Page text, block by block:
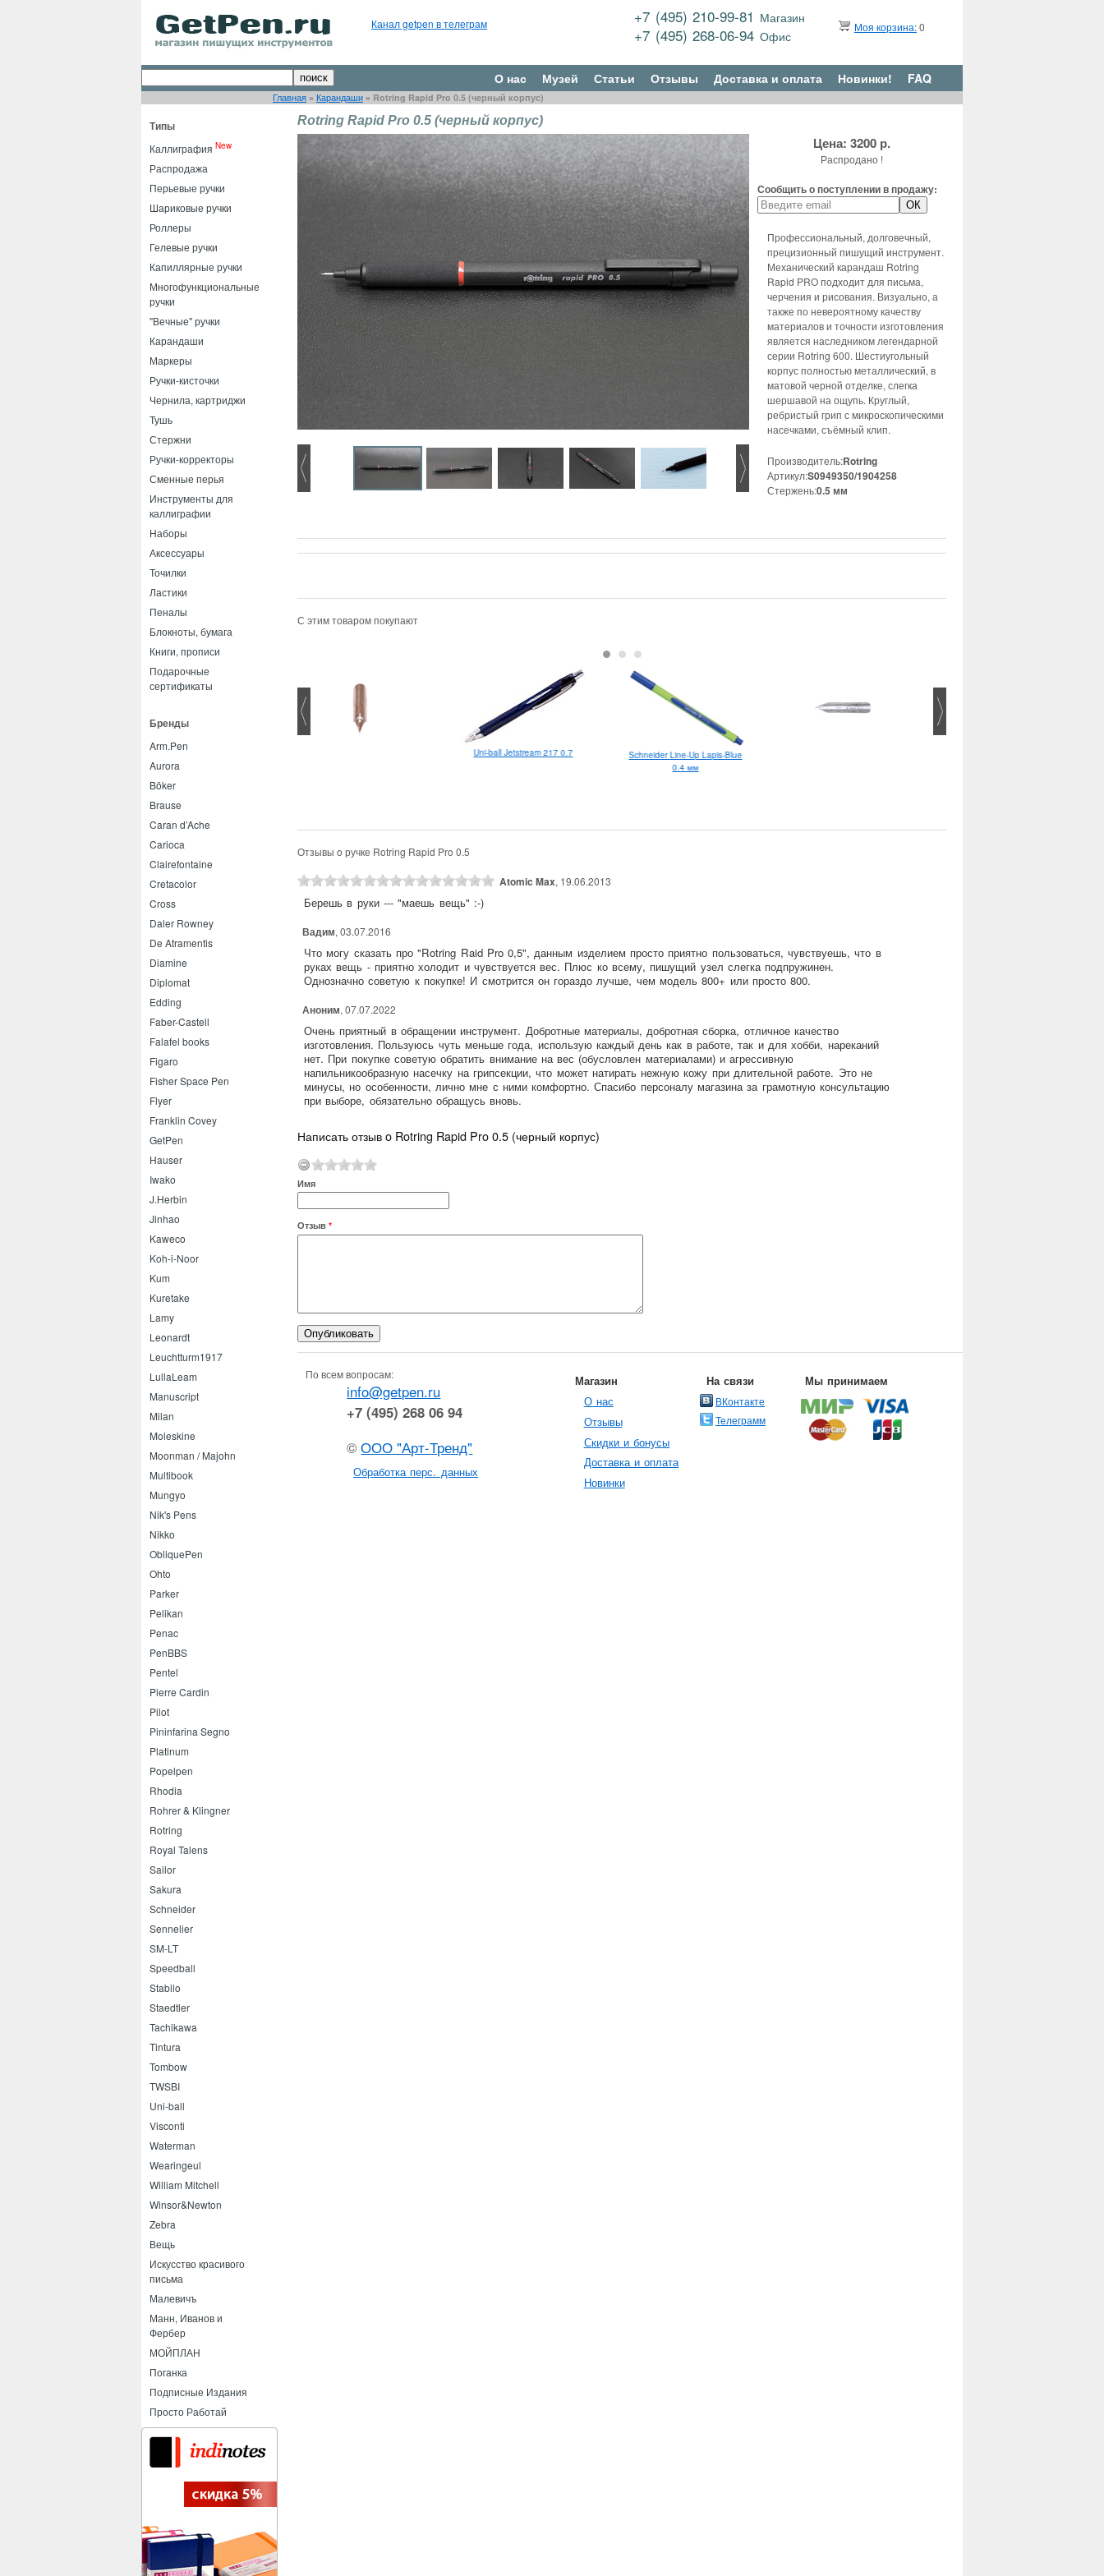
Канал getpen в телеграм +7 (495) 210-99-81 Магазин
+7 (495) 268-06-94Офис
Моя корзина:0
О нас Музей Статьи Отзывы Доставка и оплата Новинки! FAQ
Главная » Карандаши » Rotring Rapid Pro 0.5 (черный корпус)
Типы
Каллиграфия New
Распродажа
Перьевые ручки
Шариковые ручки
Роллеры
Гелевые ручки
Капиллярные ручки
Многофункциональные
ручки
"Вечные" ручки
Карандаши
Маркеры
Ручки-кисточки
Чернила, картриджи
Тушь
Стержни
Ручки-корректоры
Сменные перья
Инструменты для
каллиграфии
Наборы
Аксессуары
Точилки
Ластики
Пеналы
Блокноты, бумага
Книги, прописи
Подарочные
сертификаты
Бренды
Arm.Pen
Aurora
Böker
Brause
Caran d’Ache
Carioca
Clairefontaine
Cretacolor
Cross
Daler Rowney
De Atramentis
Diamine
Diplomat
Edding
Faber-Castell
Falafel books
Figaro
Fisher Space Pen
Flyer
Franklin Covey
GetPen
Hauser
Iwako
J.Herbin
Jinhao
Kaweco
Koh-i-Noor
Kum
Kuretake
Lamy
Leonardt
Leuchtturm1917
LullaLeam
Manuscript
Milan
Moleskine
Moonman / Majohn
Multibook
Mungyo
Nik's Pens
Nikko
ObliquePen
Ohto
Parker
Pelikan
Penac
PenBBS
Pentel
Pierre Cardin
Pilot
Pininfarina Segno
Platinum
Popelpen
Rhodia
Rohrer & Klingner
Rotring
Royal Talens
Sailor
Sakura
Schneider
Sennelier
SM-LT
Speedball
Stabilo
Staedtler
Tachikawa
Tintura
Tombow
TWSBI
Uni-ball
Visconti
Waterman
Wearingeul
William Mitchell
Winsor&Newton
Zebra
Вещь
Искусство красивого
письма
Малевичъ
Манн, Иванов и
Фербер
МОЙПЛАН
Поганка
Подписные Издания
Просто Работай
Rotring Rapid Pro 0.5 (черный корпус)
Цена: 3200 р.
Распродано !
Сообщить о поступлении в продажу:
Профессиональный, долговечный,
прецизионный пишущий инструмент.
Механический карандаш Rotring
Rapid PRO подходит для письма,
черчения и рисования. Визуально, а
также по невероятному качеству
материалов и точности изготовления
является наследником легендарной
серии Rotring 600. Шестиугольный
корпус полностью металлический, в
матовой черной отделке, слегка
шершавой на ощупь. Круглый,
ребристый грип с микроскопическими
насечками, съёмный клип.
Производитель:Rotring
Артикул:S0949350/1904258
Стержень:0.5 мм
С этим товаром покупают
Talens Ecoline
Uni-ball Jetstream 217 0.7
Schneider Line-Up Lapis-Blue
0.4 мм
Отзывы o ручке Rotring Rapid Pro 0.5
Atomic Max, 19.06.2013
Берешь в руки --- "маешь вещь" :-)
Вадим, 03.07.2016
Что могу сказать про "Rotring Raid Pro 0,5", данным изделием просто приятно пользоваться, чувствуешь, что в
руках вещь - приятно холодит и чувствуется вес. Плюс ко всему, пишущий узел слегка подпружинен.
Однозначно советую к покупке! И смотрится он гораздо лучше, чем модель 800+ или просто 800.
Аноним, 07.07.2022
Очень приятный в обращении инструмент. Добротные материалы, добротная сборка, отличное качество
изготовления. Пользуюсь чуть меньше года, использую каждый день как в работе, так и для хобби, нареканий
нет. При покупке советую обратить внимание на вес (обусловлен материалами) и агрессивную
напильникообразную насечку на грипсекции, что может натирать нежную кожу при длительной работе. Это не
минусы, но особенности, лично мне с ними комфортно. Спасибо персоналу магазина за грамотную консультацию
при выборе, обязательно обращусь вновь.
Написать отзыв o Rotring Rapid Pro 0.5 (черный корпус)
Имя
Отзыв *
По всем вопросам:
info@getpen.ru
+7 (495) 268 06 94
©ООО "Арт-Тренд"
Обработка перс. данных
Магазин
О нас
Отзывы
Скидки и бонусы
Доставка и оплата
Новинки
На связи
ВКонтакте
Телеграмм
Мы принимаем